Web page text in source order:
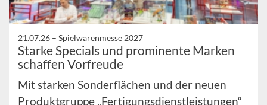
21.07.26 – Spielwarenmesse 2027
Starke Specials und prominente Marken
schaffen Vorfreude
Mit starken Sonderflächen und der neuen
Produktgruppe „Fertigungsdienstleistungen“